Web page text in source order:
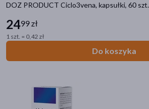
DOZ PRODUCT Ciclo3vena, kapsułki, 60 szt.
2499 zł
1 szt. = 0,42 zł
Do koszyka